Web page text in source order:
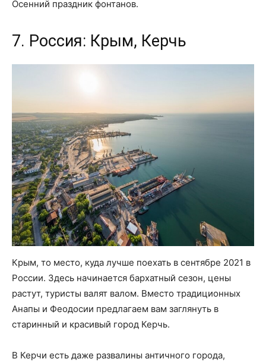
Осенний праздник фонтанов.
7. Россия: Крым, Керчь
Крым, то место, куда лучше поехать в сентябре 2021 в
России. Здесь начинается бархатный сезон, цены
растут, туристы валят валом. Вместо традиционных
Анапы и Феодосии предлагаем вам заглянуть в
старинный и красивый город Керчь.
В Керчи есть даже развалины античного города,